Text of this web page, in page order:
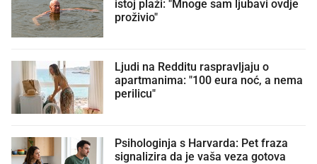
istoj plaži: "Mnoge sam ljubavi ovdje
proživio"
Ljudi na Redditu raspravljaju o
apartmanima: "100 eura noć, a nema
perilicu"
Psihologinja s Harvarda: Pet fraza
signalizira da je vaša veza gotova